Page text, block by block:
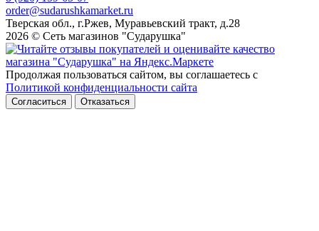
order@sudarushkamarket.ru
Тверская обл., г.Ржев, Муравьевский тракт, д.28
2026 © Сеть магазинов "Сударушка"
Продолжая пользоваться сайтом, вы соглашаетесь с
Политикой конфиденциальности сайта
Согласиться Отказаться